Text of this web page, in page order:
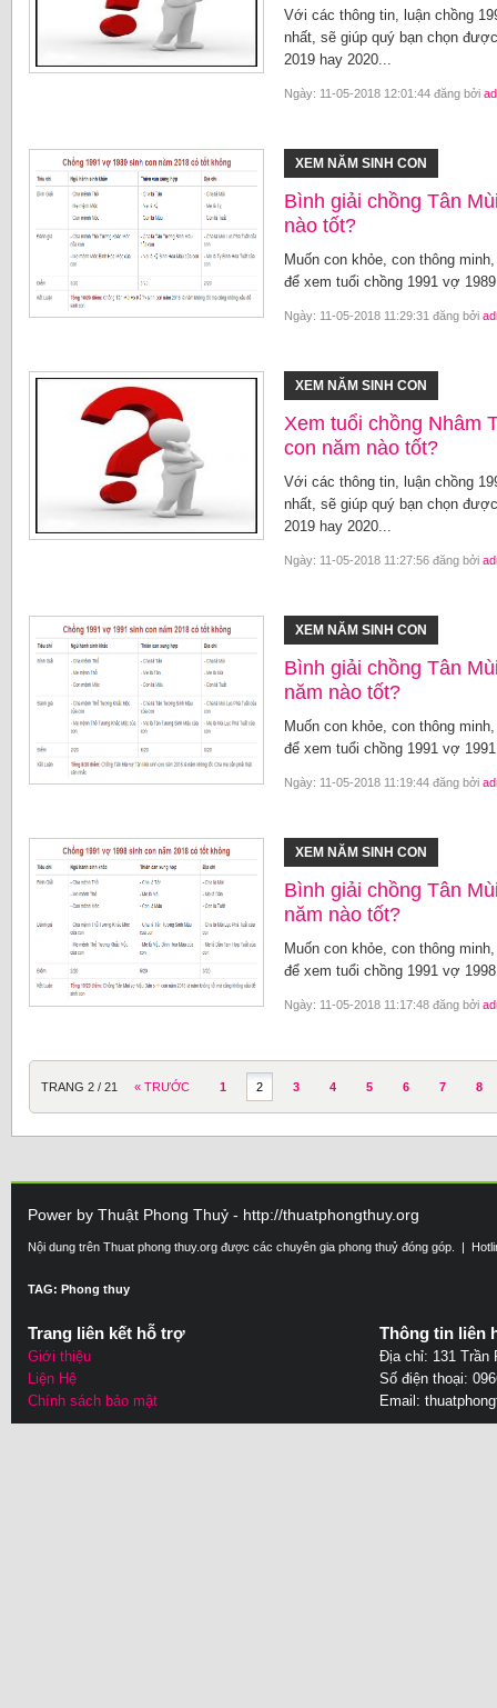
Với các thông tin, luận chồng
nhất, sẽ giúp quý bạn chọn
2019 hay 2020...
Ngày: 11-05-2018 12:01:44 đăng bởi
XEM NĂM SINH CON
Bình giải chồng Tân
nào tốt?
Muốn con khỏe, con thông
để xem tuổi chồng 1991 vợ
Ngày: 11-05-2018 11:29:31 đăng bởi
XEM NĂM SINH CON
Xem tuổi chồng Nhâm
con năm nào tốt?
Với các thông tin, luận chồng
nhất, sẽ giúp quý bạn chọn
2019 hay 2020...
Ngày: 11-05-2018 11:27:56 đăng bởi
XEM NĂM SINH CON
Bình giải chồng Tân
năm nào tốt?
Muốn con khỏe, con thông
để xem tuổi chồng 1991 vợ
Ngày: 11-05-2018 11:19:44 đăng bởi
XEM NĂM SINH CON
Bình giải chồng Tân
năm nào tốt?
Muốn con khỏe, con thông
để xem tuổi chồng 1991 vợ
Ngày: 11-05-2018 11:17:48 đăng bởi
TRANG 2 / 21 « TRƯỚC 1 2 3 4 5 6 7 8
Power by Thuật Phong Thuỷ - http://thuatphongthuy.org
Nội dung trên Thuat phong thuy.org được các chuyên gia phong thuỷ đóng góp. |
TAG: Phong thuy
Trang liên kết hỗ trợ
Giới thiệu
Liện Hệ
Chính sách bảo mật
Thông tin liên
Địa chỉ: 131 Trần
Số điện thoại:
Email: